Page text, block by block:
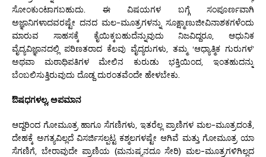
ಸೋಂಕುಂಟಾಗಬಹುದು. ಈ ವಿಷಯಗಳ ಬಗ್ಗೆ ಸಂಪೂರ್ಣವಾಗಿ
ಅಜ್ಞಾನಿಗಳಾದವರಷ್ಟೇ ದನದ ಮಲ-ಮೂತ್ರಗಳನ್ನು ಸೂಕ್ಷ್ಮಾಣುಜೀವಿನಾಶಕಗಳೆಂದು
ಮಾರುವ ಸಾಹಸಕ್ಕೆ ಕೈಯಿಕ್ಕಬಹುದೆನ್ನುವುದು ನಿಜವಿದ್ದರೂ, ಆಧುನಿಕ
ವೈದ್ಯವಿಜ್ಞಾನದಲ್ಲಿ ಪರಿಣತರಾದ ಕೆಲವು ವೈದ್ಯರುಗಳು, ತಮ್ಮ ‘ಆಧ್ಯಾತ್ಮಿಕ ಗುರುಗಳ’
ಅಥವಾ ಮಠಾಧಿಪತಿಗಳ ಮೇಲಿನ ಕುರುಡು ಭಕ್ತಿಯಿಂದ, ಇಂತಹುದನ್ನು
ಬೆಂಬಲಿಸುತ್ತಿರುವುದು ದೊಡ್ದ ದುರಂತವೆಂದೇ ಹೇಳಬೇಕು.
ಔಷಧಗಳಲ್ಲ, ಅಪಮಾನ
ಆದ್ದರಿಂದ ಗೋಮೂತ್ರ ಹಾಗೂ ಸೆಗಣಿಗಳು, ಇತರೆಲ್ಲ ಪ್ರಾಣಿಗಳ ಮಲ-ಮೂತ್ರದಂತೆ,
ದೇಹಕ್ಕೆ ಅಗತ್ಯವಿಲ್ಲದೆ ವಿಸರ್ಜಿಸಲ್ಪಟ್ಟ ಕಶ್ಮಲಗಳಷ್ಟೇ ಆಗಿವೆ ಮತ್ತು ಗೋಮೂತ್ರ ಯಾ
ಸೆಗಣಿಗೆ, ಬೇರಾವುದೇ ಪ್ರಾಣಿಯ (ಮನುಷ್ಯನದೂ ಸೇರಿ) ಮಲ-ಮೂತ್ರಗಳಿಗಿಲ್ಲದ